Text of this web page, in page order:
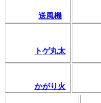
送風機
トゲ丸太
かがり火